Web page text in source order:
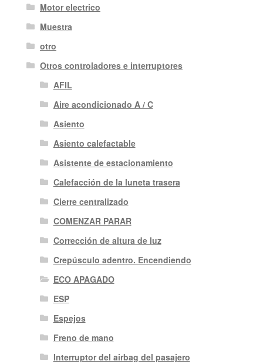
Motor electrico
Muestra
otro
Otros controladores e interruptores
AFIL
Aire acondicionado A / C
Asiento
Asiento calefactable
Asistente de estacionamiento
Calefacción de la luneta trasera
Cierre centralizado
COMENZAR PARAR
Corrección de altura de luz
Crepúsculo adentro. Encendiendo
ECO APAGADO
ESP
Espejos
Freno de mano
Interruptor del airbag del pasajero